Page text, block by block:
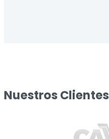
Nuestros Clientes